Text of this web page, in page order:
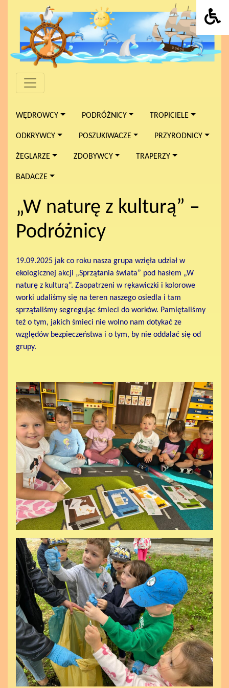
WĘDROWCY PODRÓŻNICY TROPICIELE
ODKRYWCY POSZUKIWACZE PRZYRODNICY
ŻEGLARZE ZDOBYWCY TRAPERZY
BADACZE
„W naturę z kulturą” –
Podróżnicy
19.09.2025 jak co roku nasza grupa wzięła udział w
ekologicznej akcji „Sprzątania świata” pod hasłem „W
naturę z kulturą”. Zaopatrzeni w rękawiczki i kolorowe
worki udaliśmy się na teren naszego osiedla i tam
sprzątaliśmy segregując śmieci do worków. Pamiętaliśmy
też o tym, jakich śmieci nie wolno nam dotykać ze
względów bezpieczeństwa i o tym, by nie oddalać się od
grupy.